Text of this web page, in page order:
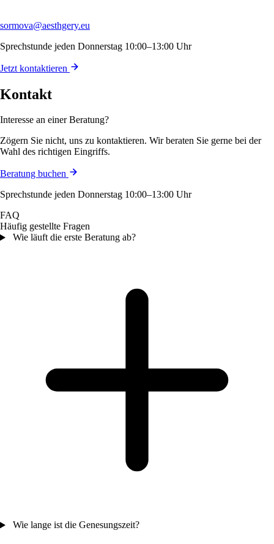
sormova@aesthgery.eu
Sprechstunde jeden Donnerstag 10:00–13:00 Uhr
Jetzt kontaktieren
Kontakt
Interesse an einer Beratung?
Zögern Sie nicht, uns zu kontaktieren. Wir beraten Sie gerne bei der
Wahl des richtigen Eingriffs.
Beratung buchen
Sprechstunde jeden Donnerstag 10:00–13:00 Uhr
FAQ
Häufig gestellte Fragen
Wie läuft die erste Beratung ab?
Wie lange ist die Genesungszeit?